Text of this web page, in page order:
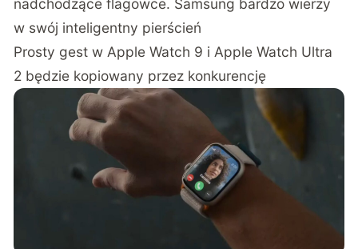
w swój inteligentny pierścień
Prosty gest w Apple Watch 9 i Apple Watch Ultra
2 będzie kopiowany przez konkurencję